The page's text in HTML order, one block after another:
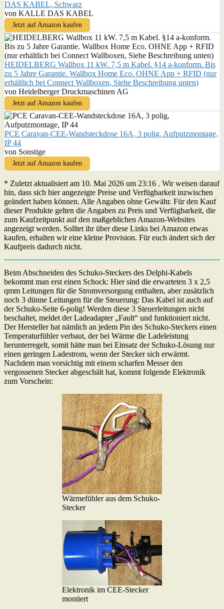
DAS KABEL, Schwarz
von KALLE DAS KABEL
Jetzt auf Amazon kaufen
HEIDELBERG Wallbox 11 kW. 7,5 m Kabel. §14 a-konform. Bis
zu 5 Jahre Garantie. Wallbox Home Eco. OHNE App + RFID (nur
erhältlich bei Connect Wallboxen, Siehe Beschreibung unten)
von Heidelberger Druckmaschinen AG
Jetzt auf Amazon kaufen
PCE Caravan-CEE-Wandsteckdose 16A, 3 polig, Aufputzmontage,
IP 44
von Sonstige
Jetzt auf Amazon kaufen
* Zuletzt aktualisiert am 10. Mai 2026 um 23:16 . Wir weisen darauf
hin, dass sich hier angezeigte Preise und Verfügbarkeit inzwischen
geändert haben können. Alle Angaben ohne Gewähr. Für den Kauf
dieser Produkte gelten die Angaben zu Preis und Verfügbarkeit, die
zum Kaufzeitpunkt auf den maßgeblichen Amazon-Websites
angezeigt werden. Solltet ihr über diese Links bei Amazon etwas
kaufen, erhalten wir eine kleine Provision. Für euch ändert sich der
Kaufpreis dadurch nicht.
Beim Abschneiden des Schuko-Steckers des Delphi-Kabels
bekommt man erst einen Schock: Hier sind die erwarteten 3 x 2,5
qmm Leitungen für die Stromversorgung enthalten, aber zusätzlich
noch 3 dünne Leitungen für die Steuerung: Das Kabel ist auch auf
der Schuko-Seite 6-polig! Werden diese 3 Steuerleitungen nicht
beschaltet, meldet der Ladeadapter „Fault“ und funktioniert nicht.
Der Hersteller hat nämlich an jedem Pin des Schuko-Steckers einen
Temperaturfühler verbaut, der bei Wärme die Ladeleistung
herunterregelt, somit hätte man bei Einsatz der Schuko-Lösung nur
einen geringen Ladestrom, wenn der Stecker sich erwärmt.
Nachdem man vorsichtig mit einem scharfen Messer den
vergossenen Stecker abgeschält hat, kommt folgende Elektronik
zum Vorschein:
Wärmefühler aus dem Schuko-
Stecker
Elektronik im CEE-Stecker
montiert